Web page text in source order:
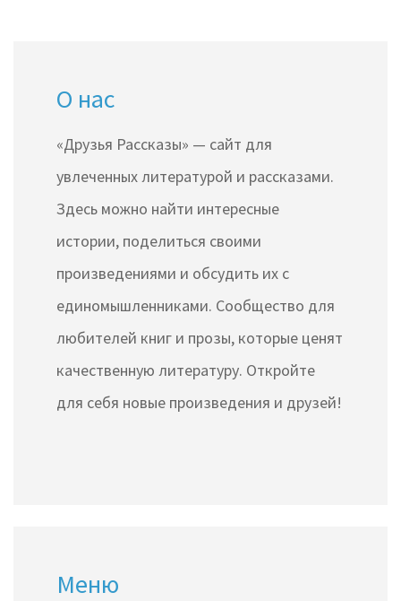
О нас
«Друзья Рассказы» — сайт для
увлеченных литературой и рассказами.
Здесь можно найти интересные
истории, поделиться своими
произведениями и обсудить их с
единомышленниками. Сообщество для
любителей книг и прозы, которые ценят
качественную литературу. Откройте
для себя новые произведения и друзей!
Меню